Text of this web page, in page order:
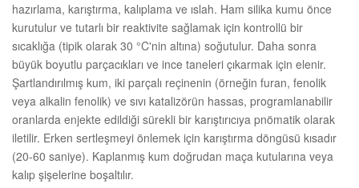
hazırlama, karıştırma, kalıplama ve ıslah. Ham silika kumu önce
kurutulur ve tutarlı bir reaktivite sağlamak için kontrollü bir
sıcaklığa (tipik olarak 30 °C'nin altına) soğutulur. Daha sonra
büyük boyutlu parçacıkları ve ince taneleri çıkarmak için elenir.
Şartlandırılmış kum, iki parçalı reçinenin (örneğin furan, fenolik
veya alkalin fenolik) ve sıvı katalizörün hassas, programlanabilir
oranlarda enjekte edildiği sürekli bir karıştırıcıya pnömatik olarak
iletilir. Erken sertleşmeyi önlemek için karıştırma döngüsü kısadır
(20-60 saniye). Kaplanmış kum doğrudan maça kutularına veya
kalıp şişelerine boşaltılır.